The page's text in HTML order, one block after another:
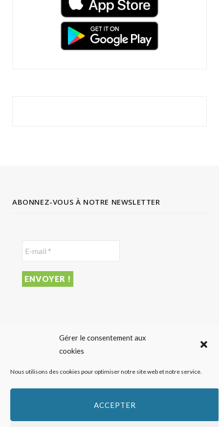
Gérer le consentement aux
cookies
Nous utilisons des cookies pour optimiser notre site web et notre service.
ACCEPTER
ABONNEZ-VOUS À NOTRE NEWSLETTER
DERNIER ARTICLE
Sigalas Rabaud et Moderato revisitent le vin liquoreux